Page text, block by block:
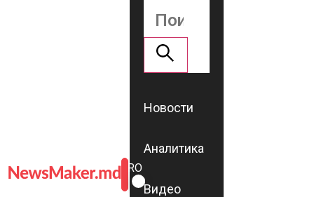
ROMÂNĂ
RU
Новости
Аналитика
Видео